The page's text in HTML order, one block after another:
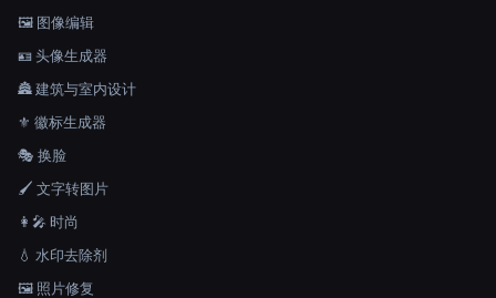
🖼️ 图像编辑
🪪 头像生成器
🏯 建筑与室内设计
⚜️ 徽标生成器
🎭 换脸
🖌️ 文字转图片
👩‍🎤 时尚
💧 水印去除剂
🖼️ 照片修复